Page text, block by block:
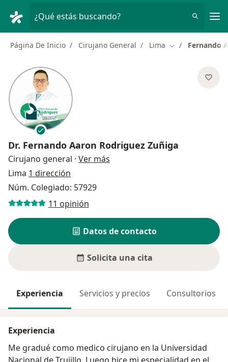
¿Qué estás buscando?
Página De Inicio Cirujano General Lima Cambiar de
Fernando
Dr. Fernando Aaron Rodriguez Zuñiga
Cirujano general · Ver más
Lima 1 dirección
Núm. Colegiado: 57929
11 opinión
Datos de contacto
Solicita una cita
Experiencia Servicios y precios Consultorios
Experiencia
Me gradué como medico cirujano en la Universidad